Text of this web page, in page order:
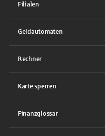
Filialen
Geldautomaten
Rechner
Karte sperren
Finanzglossar